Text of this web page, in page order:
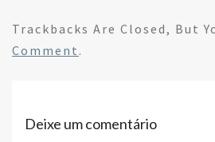
b
o
tt ke ar
Trackbacks Are Closed, But
Comment .
Deixe um comentário